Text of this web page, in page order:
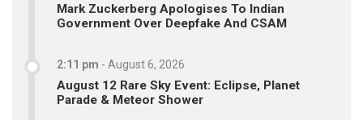
Mark Zuckerberg Apologises To Indian
Government Over Deepfake And CSAM
2:11 pm - August 6, 2026
August 12 Rare Sky Event: Eclipse, Planet
Parade & Meteor Shower